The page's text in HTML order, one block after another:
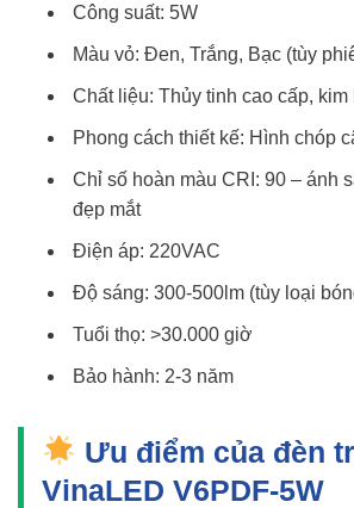
Công suất: 5W
Màu vỏ: Đen, Trắng, Bạc (tùy
Chất liệu: Thủy tinh cao cấp, kim
Phong cách thiết kế: Hình chóp
Chỉ số hoàn màu CRI: 90 – ánh
đẹp mắt
Điện áp: 220VAC
Độ sáng: 300-500lm (tùy loại
Tuổi thọ: >30.000 giờ
Bảo hành: 2-3 năm
Ưu điểm của đèn
VinaLED V6PDF-5W